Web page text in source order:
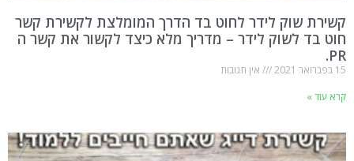
קשירת שוק לידר לחוט בד הדרך המומלצת לקשירת קשר
חוט בד לשוק לידר – מדריך מלא כיצד לקשור את קשר ה
PR.
15 בפברואר 2021
אין תגובות
קרא עוד »